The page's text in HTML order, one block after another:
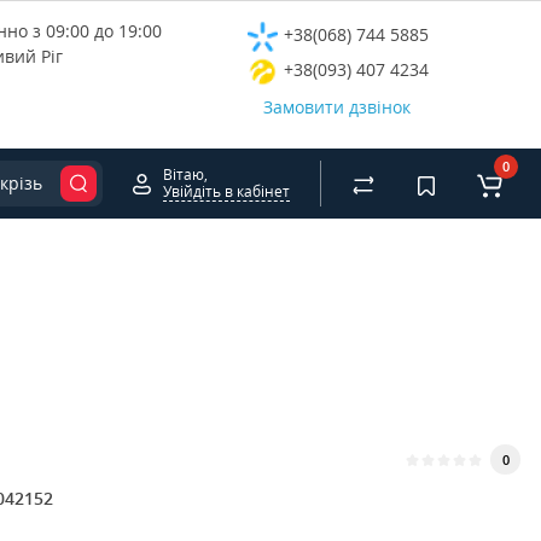
з 09:00 до 19:00
Ріг
+38(068) 744 5885
+38(093) 407 4234
Замовити дзвінок
Вітаю,
Увійдіть в кабінет
0
0